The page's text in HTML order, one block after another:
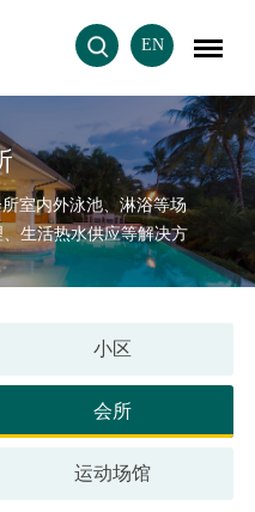
EN
室内外泳池、淋浴等场
生活热水供应等解决方
毒、水质监控、恒温加
照明等一整套泳池设备和
小区
会所
运动场馆